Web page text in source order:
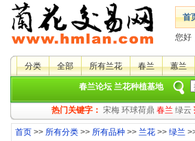
首
您好
分类 全部 所有兰花 春兰 蕙兰
春兰论坛 兰花种植基地
热门关键字： 宋梅 环球荷鼎 春兰 绿云
首页 >> 所有分类 >> 所有品种 >> 兰花 >> 绿兰